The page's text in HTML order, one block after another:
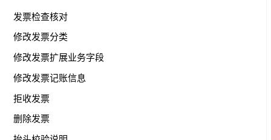
发票检查核对
修改发票分类
修改发票扩展业务字段
修改发票记账信息
拒收发票
删除发票